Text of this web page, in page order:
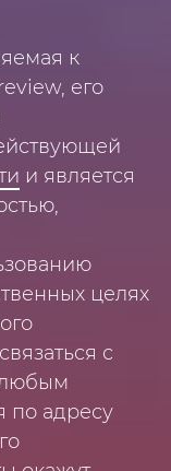
к
его
и является
целях
с
по адресу